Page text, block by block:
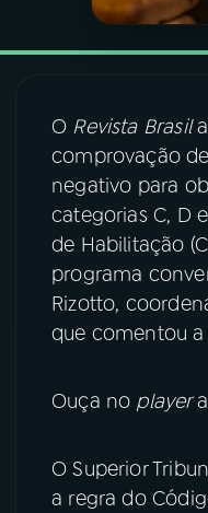
VIDEOCASTS
08FESTIVAL DE
ACOMPANHE A RÁDIO
YouTube
Instagram
O Revista Brasil
comprovação
negativo para
categorias C, D
de Habilitação
programa
Rizotto,
que comentou
Ouça no player
O Superior
a regra do